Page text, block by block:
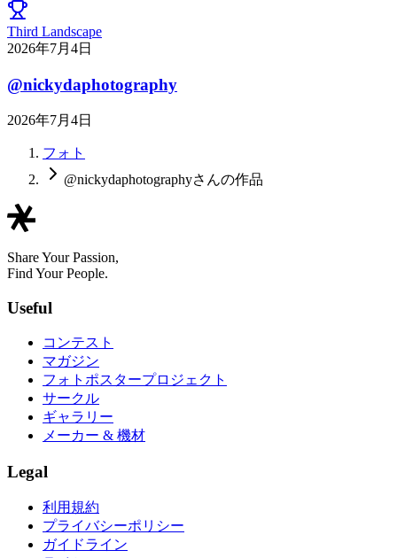
Third Landscape
2026年7月4日
@nickydaphotography
2026年7月4日
フォト
@nickydaphotographyさんの作品
Share Your Passion,
Find Your People.
Useful
コンテスト
マガジン
フォトポスタープロジェクト
サークル
ギャラリー
メーカー & 機材
Legal
利用規約
プライバシーポリシー
ガイドライン